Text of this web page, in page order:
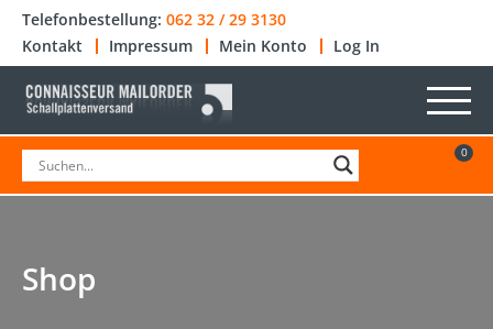
Telefonbestellung: 062 32 / 29 3130
Kontakt
Impressum Mein Konto Log In
0
Shop